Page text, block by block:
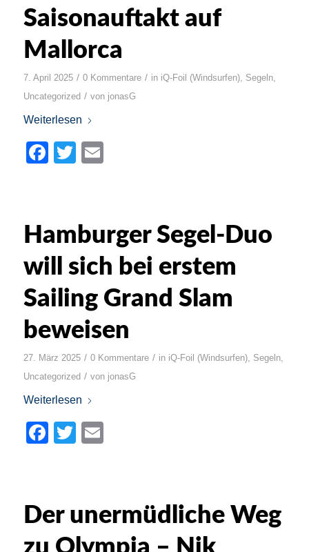
Saisonauftakt auf
Mallorca
7. April 2025 / 0 Kommentare / in iQ-Foil (Windsurfen), Segeln,
Uncategorized / von jonasG
Weiterlesen
Facebook
Twitter
Hamburger Segel-Duo
will sich bei erstem
Sailing Grand Slam
beweisen
27. März 2025 / 0 Kommentare / in iQ-Foil (Windsurfen), Segeln,
Uncategorized / von jonasG
Weiterlesen
Facebook
Twitter
Der unermüdliche Weg